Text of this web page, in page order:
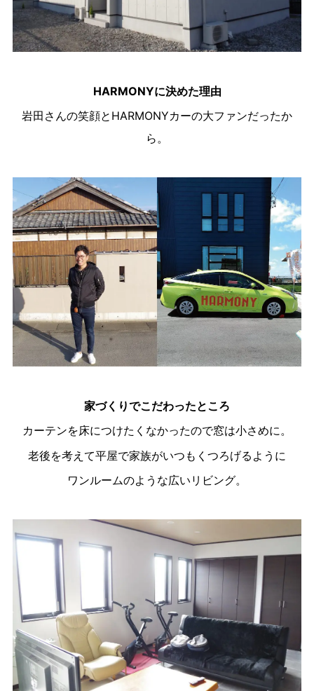
HARMONYに決めた理由
岩田さんの笑顔とHARMONYカーの大ファンだったか
ら。
家づくりでこだわったところ
カーテンを床につけたくなかったので窓は小さめに。
老後を考えて平屋で家族がいつもくつろげるように
ワンルームのような広いリビング。